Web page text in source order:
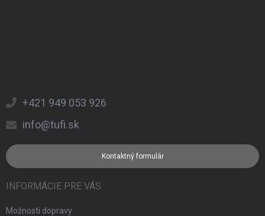
+421 949 053 926
info@tufi.sk
Kontaktný formulár
INFORMÁCIE PRE VÁS
Možnosti dopravy